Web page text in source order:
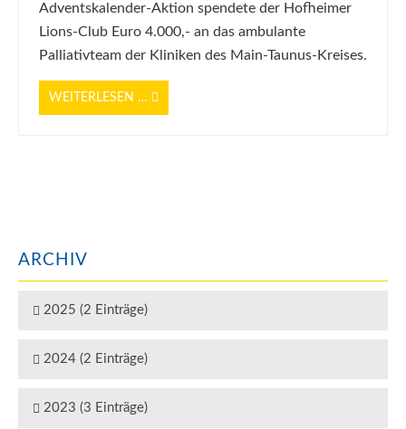
Adventskalender-Aktion spendete der Hofheimer
Lions-Club Euro 4.000,- an das ambulante
Palliativteam der Kliniken des Main-Taunus-Kreises.
WEITERLESEN …
ARCHIV
2025 (2 Einträge)
2024 (2 Einträge)
2023 (3 Einträge)